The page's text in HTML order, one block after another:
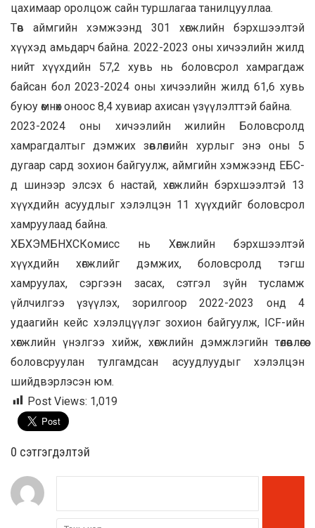
цахимаар оролцож сайн туршлагаа танилцууллаа.
Төв аймгийн хэмжээнд 301 хөгжлийн бэрхшээлтэй
хүүхэд амьдарч байна. 2022-2023 оны хичээлийн жилд
нийт хүүхдийн 57,2 хувь нь боловсрол хамрагдаж
байсан бол 2023-2024 оны хичээлийн жилд 61,6 хувь
буюу өмнөх оноос 8,4 хувиар ахисан үзүүлэлттэй байна.
2023-2024 оны хичээлийн жилийн Боловсролд
хамрагдалтыг дэмжих зөвлөлийн хурлыг энэ оны 5
дугаар сард зохион байгуулж, аймгийн хэмжээнд ЕБС-
д шинээр элсэх 6 настай, хөгжлийн бэрхшээлтэй 13
хүүхдийн асуудлыг хэлэлцэн 11 хүүхдийг боловсрол
хамруулаад байна.
ХБХЭМБНХСКомисс нь Хөгжлийн бэрхшээлтэй
хүүхдийн хөгжлийг дэмжих, боловсролд тэгш
хамруулах, сэргээн засах, сэтгэл зүйн тусламж
үйлчилгээ үзүүлэх, зорилгоор 2022-2023 онд 4
удаагийн кейс хэлэлцүүлэг зохион байгуулж, ICF-ийн
хөгжлийн үнэлгээ хийж, хөгжлийн дэмжлэгийн төлөвлөгөө
боловсруулан тулгамдсан асуудлуудыг хэлэлцэн
шийдвэрлэсэн юм.
Post Views: 1,019
0 cэтгэгдэлтэй